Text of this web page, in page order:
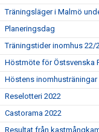
Träningsläger i Malmö
Planeringsdag
Träningstider inomhus 22/
Höstmöte för Östsvenska
Höstens
Reselotteri 2022
Castorama 2022
Resultat från